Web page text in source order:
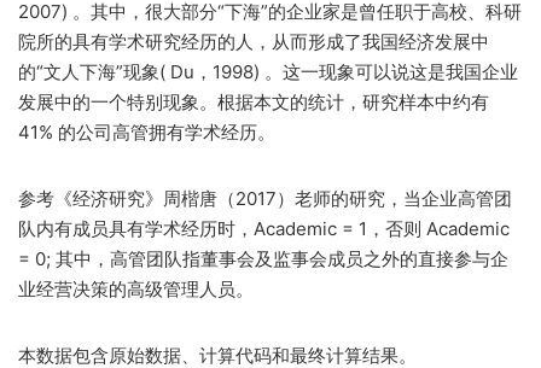
2007) 。其中，很大部分“下海”的企业家是曾任职于高校、科研
院所的具有学术研究经历的人，从而形成了我国经济发展中
的“文人下海”现象( Du，1998) 。这一现象可以说这是我国企业
发展中的一个特别现象。根据本文的统计，研究样本中约有
41% 的公司高管拥有学术经历。
参考《经济研究》周楷唐（2017）老师的研究，当企业高管团
队内有成员具有学术经历时，Academic = 1，否则 Academic
= 0; 其中，高管团队指董事会及监事会成员之外的直接参与企
业经营决策的高级管理人员。
本数据包含原始数据、计算代码和最终计算结果。